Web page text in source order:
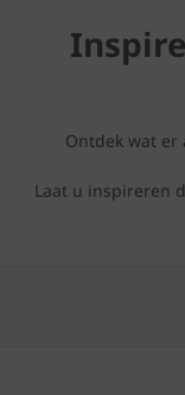
Ontdek wat er
Laat u inspireren